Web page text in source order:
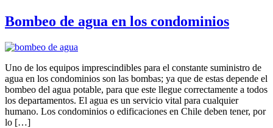
Bombeo de agua en los condominios
Uno de los equipos imprescindibles para el constante suministro de
agua en los condominios son las bombas; ya que de estas depende el
bombeo del agua potable, para que este llegue correctamente a todos
los departamentos. El agua es un servicio vital para cualquier
humano. Los condominios o edificaciones en Chile deben tener, por
lo […]